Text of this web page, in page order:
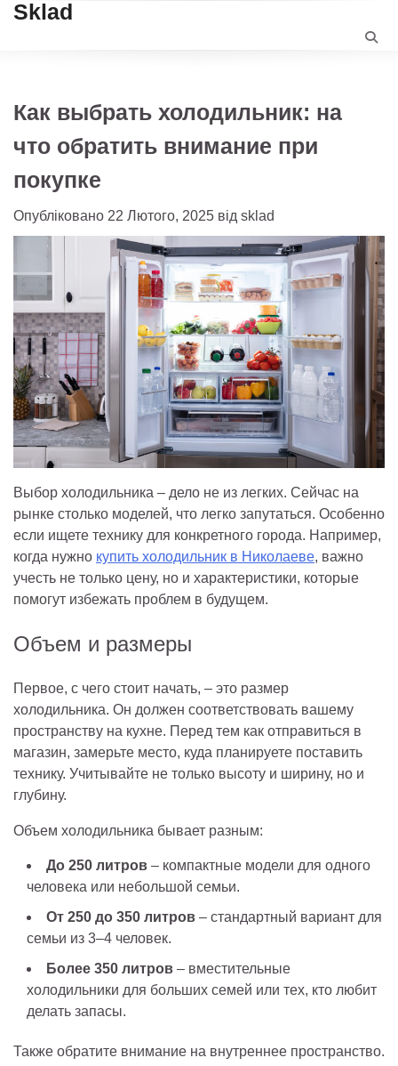
Перейти
Sklad
Как выбрать холодильник: на
что обратить внимание при
покупке
Опубліковано 22 Лютого, 2025 від sklad
Выбор холодильника – дело не из легких. Сейчас на
рынке столько моделей, что легко запутаться. Особенно
если ищете технику для конкретного города. Например,
когда нужно купить холодильник в Николаеве, важно
учесть не только цену, но и характеристики, которые
помогут избежать проблем в будущем.
Объем и размеры
Первое, с чего стоит начать, – это размер
холодильника. Он должен соответствовать вашему
пространству на кухне. Перед тем как отправиться в
магазин, замерьте место, куда планируете поставить
технику. Учитывайте не только высоту и ширину, но и
глубину.
Объем холодильника бывает разным:
До 250 литров – компактные модели для одного
человека или небольшой семьи.
От 250 до 350 литров – стандартный вариант для
семьи из 3–4 человек.
Более 350 литров – вместительные
холодильники для больших семей или тех, кто любит
делать запасы.
Также обратите внимание на внутреннее пространство.